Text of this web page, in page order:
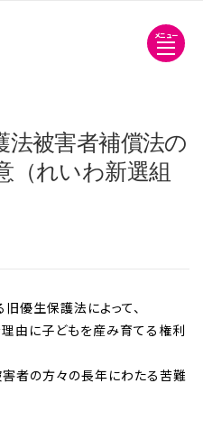
メニュー
法被害者補償法の
（れいわ新選組
優生保護法によって、
由に子どもを産み育てる権利
者の方々の長年にわたる苦難